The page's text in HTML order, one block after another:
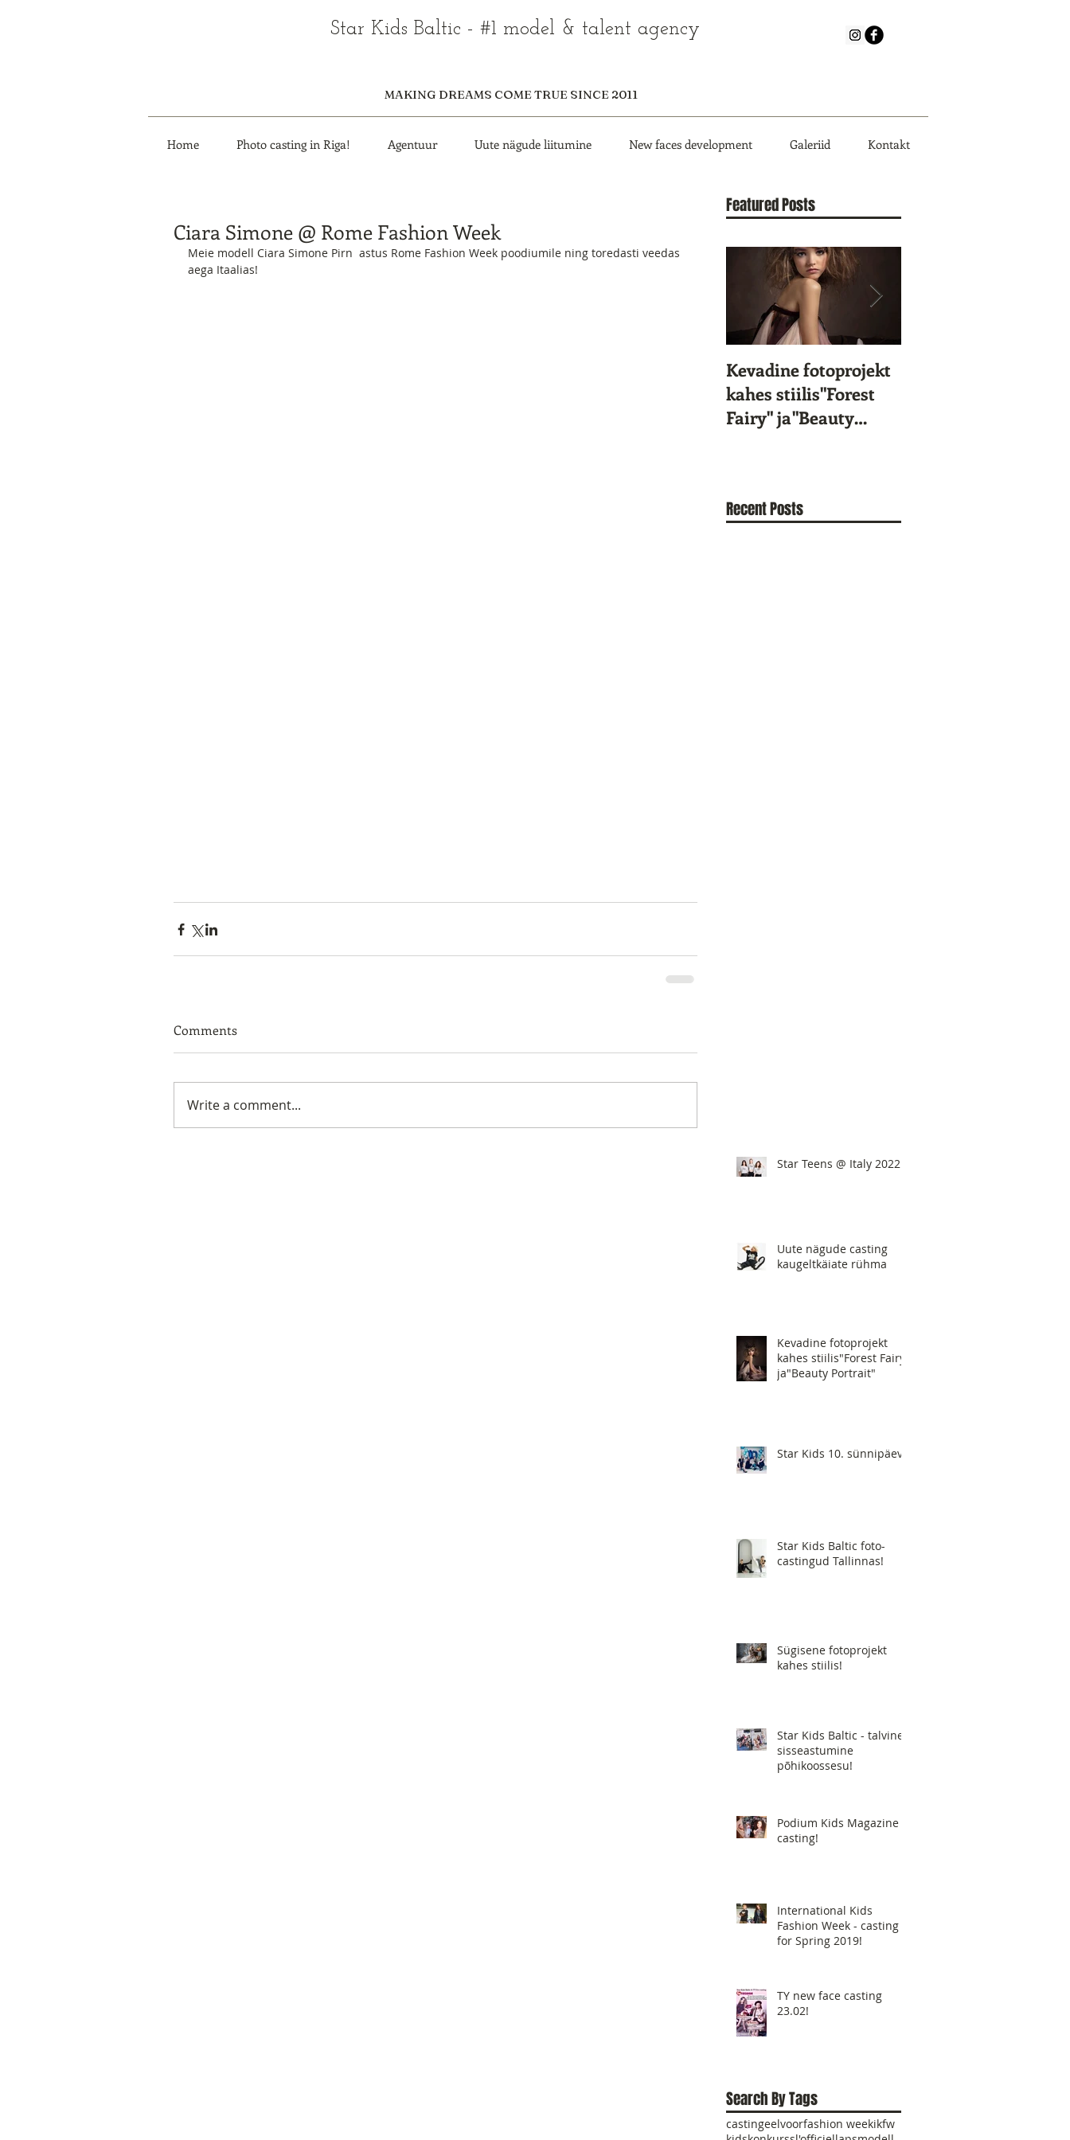
Star Kids Baltic - #1 model & talent agency
MAKING DREAMS COME TRUE SINCE 2011
Home Photo casting in Riga! Agentuur Uute nägude liitumine New faces development Galeriid Kontakt
Ciara Simone @ Rome Fashion Week
Meie modell Ciara Simone Pirn  astus Rome Fashion Week poodiumile ning toredasti veedas
aega Itaalias!
Comments
Write a comment...
Featured Posts
Kevadine fotoprojekt
kahes stiilis"Forest
Fairy" ja"Beauty
Recent Posts
Star Teens @ Italy 2022
Uute nägude casting
kaugeltkäiate rühma
Kevadine fotoprojekt
kahes stiilis"Forest Fairy"
ja"Beauty Portrait"
Star Kids 10. sünnipäev!
Star Kids Baltic foto-
castingud Tallinnas!
Sügisene fotoprojekt
kahes stiilis!
Star Kids Baltic - talvine
sisseastumine
põhikoossesu!
Podium Kids Magazine -
casting!
International Kids
Fashion Week - casting
for Spring 2019!
TY new face casting
23.02!
Search By Tags
castingeelvoorfashion weekikfw